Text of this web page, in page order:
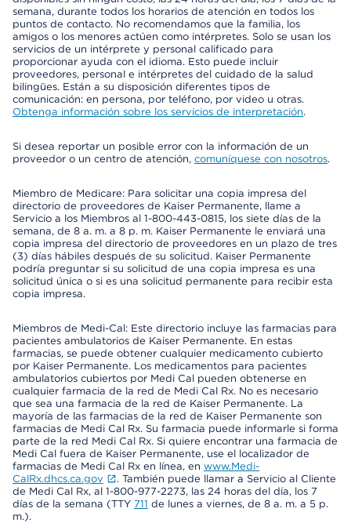
semana, durante todos los horarios de atención en todos los
puntos de contacto. No recomendamos que la familia, los
amigos o los menores actúen como intérpretes. Solo se usan los
servicios de un intérprete y personal calificado para
proporcionar ayuda con el idioma. Esto puede incluir
proveedores, personal e intérpretes del cuidado de la salud
bilingües. Están a su disposición diferentes tipos de
comunicación: en persona, por teléfono, por video u otras.
Obtenga información sobre los servicios de interpretación.
Si desea reportar un posible error con la información de un
proveedor o un centro de atención, comuníquese con nosotros.
Miembro de Medicare: Para solicitar una copia impresa del
directorio de proveedores de Kaiser Permanente, llame a
Servicio a los Miembros al 1-800-443-0815, los siete días de la
semana, de 8 a. m. a 8 p. m. Kaiser Permanente le enviará una
copia impresa del directorio de proveedores en un plazo de tres
(3) días hábiles después de su solicitud. Kaiser Permanente
podría preguntar si su solicitud de una copia impresa es una
solicitud única o si es una solicitud permanente para recibir esta
copia impresa.
Miembros de Medi-Cal: Este directorio incluye las farmacias para
pacientes ambulatorios de Kaiser Permanente. En estas
farmacias, se puede obtener cualquier medicamento cubierto
por Kaiser Permanente. Los medicamentos para pacientes
ambulatorios cubiertos por Medi Cal pueden obtenerse en
cualquier farmacia de la red de Medi Cal Rx. No es necesario
que sea una farmacia de la red de Kaiser Permanente. La
mayoría de las farmacias de la red de Kaiser Permanente son
farmacias de Medi Cal Rx. Su farmacia puede informarle si forma
parte de la red Medi Cal Rx. Si quiere encontrar una farmacia de
Medi Cal fuera de Kaiser Permanente, use el localizador de
farmacias de Medi Cal Rx en línea, en www.Medi-
CalRx.dhcs.ca.gov
. También puede llamar a Servicio al Cliente
de Medi Cal Rx, al 1-800-977-2273, las 24 horas del día, los 7
días de la semana (TTY 711 de lunes a viernes, de 8 a. m. a 5 p.
m.).